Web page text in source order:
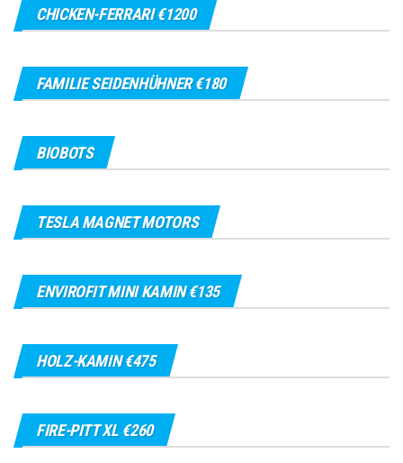
CHICKEN-FERRARI €1200
FAMILIE SEIDENHÜHNER €180
BIOBOTS
TESLA MAGNET MOTORS
ENVIROFIT MINI KAMIN €135
HOLZ-KAMIN €475
FIRE-PITT XL €260